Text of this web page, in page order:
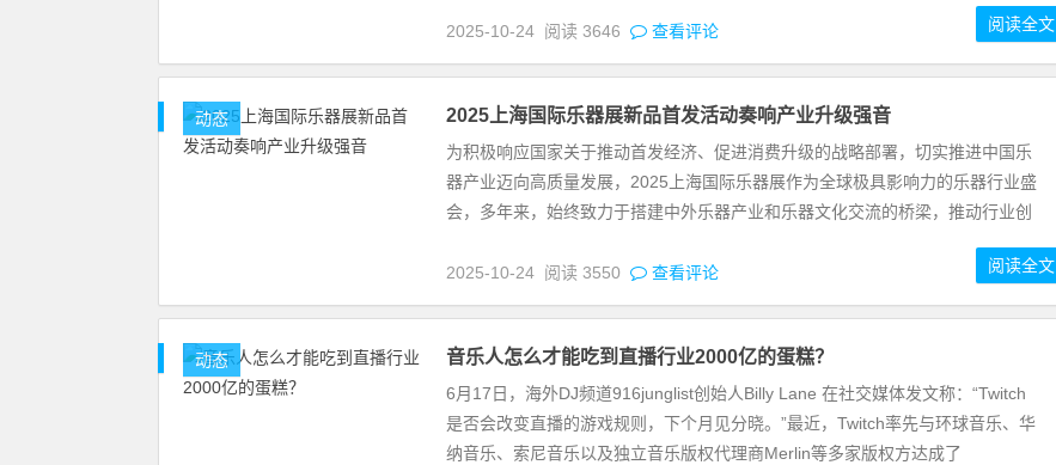
2025-10-24 阅读 3646 查看评论 阅读全文
动态 2025上海国际乐器展新品首发活动奏响产业升级强音
为积极响应国家关于推动首发经济、促进消费升级的战略部署，切实推进中国乐
器产业迈向高质量发展，2025上海国际乐器展作为全球极具影响力的乐器行业盛
会，多年来，始终致力于搭建中外乐器产业和乐器文化交流的桥梁，推动行业创
2025-10-24 阅读 3550 查看评论 阅读全文
动态 音乐人怎么才能吃到直播行业2000亿的蛋糕？
6月17日，海外DJ频道916junglist创始人Billy Lane 在社交媒体发文称：“Twitch
是否会改变直播的游戏规则，下个月见分晓。”最近，Twitch率先与环球音乐、华
纳音乐、索尼音乐以及独立音乐版权代理商Merlin等多家版权方达成了